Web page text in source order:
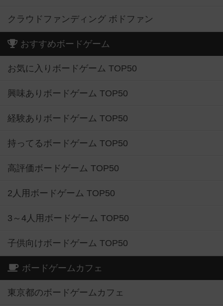
クラウドファンディング ボドファン
おすすめボードゲーム
お気に入りボードゲーム TOP50
興味ありボードゲーム TOP50
経験ありボードゲーム TOP50
持ってるボードゲーム TOP50
高評価ボードゲーム TOP50
2人用ボードゲーム TOP50
3～4人用ボードゲーム TOP50
子供向けボードゲーム TOP50
ボードゲームカフェ
東京都のボードゲームカフェ